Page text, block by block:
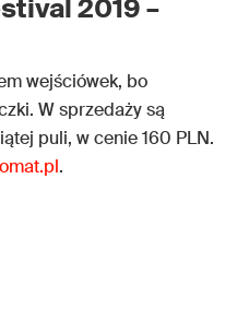
2019 –
wejściówek, bo
W sprzedaży są
puli, w cenie 160 PLN.
.